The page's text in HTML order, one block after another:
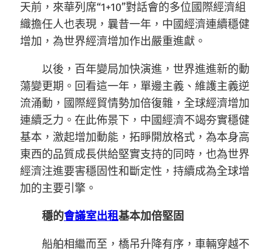
天前，來華列席“1+10”對話會的多位國際經濟組
織擔任人也表現，曩昔一年，中國經濟連續穩健
增加，為世界經濟增加作出嚴重進獻。
以後，百年變局加快演進，世界進進新的動
蕩變更期。回看這一年，單邊主義、維護主義逆
流涌動，國際經貿情勢加倍復雜，全球經濟增加
連續乏力。在此佈景下，中國經濟不竭夯實穩健
基本，激起增加動能，拓睜開放格式，為本身高
東西的品質成長供給堅實支持的同時，也為世界
經濟注進要害穩固性和斷定性，持續成為全球增
加的主要引擎。
穩的會議室出租基本加倍堅固
船舶相繼而至，橋吊升降有序，車輛穿越不